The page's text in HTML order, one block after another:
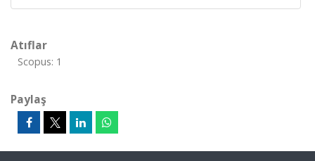
Atıflar
Scopus: 1
Paylaş